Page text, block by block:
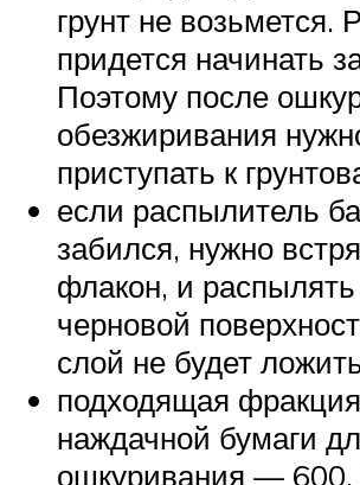
грунт не возьмется.
придется начинать
Поэтому после
обезжиривания
приступать к
если распылитель
забился, нужно
флакон, и распылять
черновой
слой не будет
подходящая фракция
наждачной бумаги
ошкуривания — 600,